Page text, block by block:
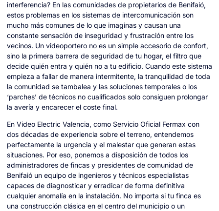
interferencia? En las comunidades de propietarios de Benifaió,
estos problemas en los sistemas de intercomunicación son
mucho más comunes de lo que imaginas y causan una
constante sensación de inseguridad y frustración entre los
vecinos. Un videoportero no es un simple accesorio de confort,
sino la primera barrera de seguridad de tu hogar, el filtro que
decide quién entra y quién no a tu edificio. Cuando este sistema
empieza a fallar de manera intermitente, la tranquilidad de toda
la comunidad se tambalea y las soluciones temporales o los
‘parches’ de técnicos no cualificados solo consiguen prolongar
la avería y encarecer el coste final.
En Video Electric Valencia, como Servicio Oficial Fermax con
dos décadas de experiencia sobre el terreno, entendemos
perfectamente la urgencia y el malestar que generan estas
situaciones. Por eso, ponemos a disposición de todos los
administradores de fincas y presidentes de comunidad de
Benifaió un equipo de ingenieros y técnicos especialistas
capaces de diagnosticar y erradicar de forma definitiva
cualquier anomalía en la instalación. No importa si tu finca es
una construcción clásica en el centro del municipio o un